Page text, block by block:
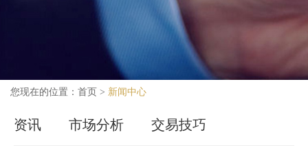
您现在的位置： 首页 > 新闻中心
资讯 市场分析 交易技巧